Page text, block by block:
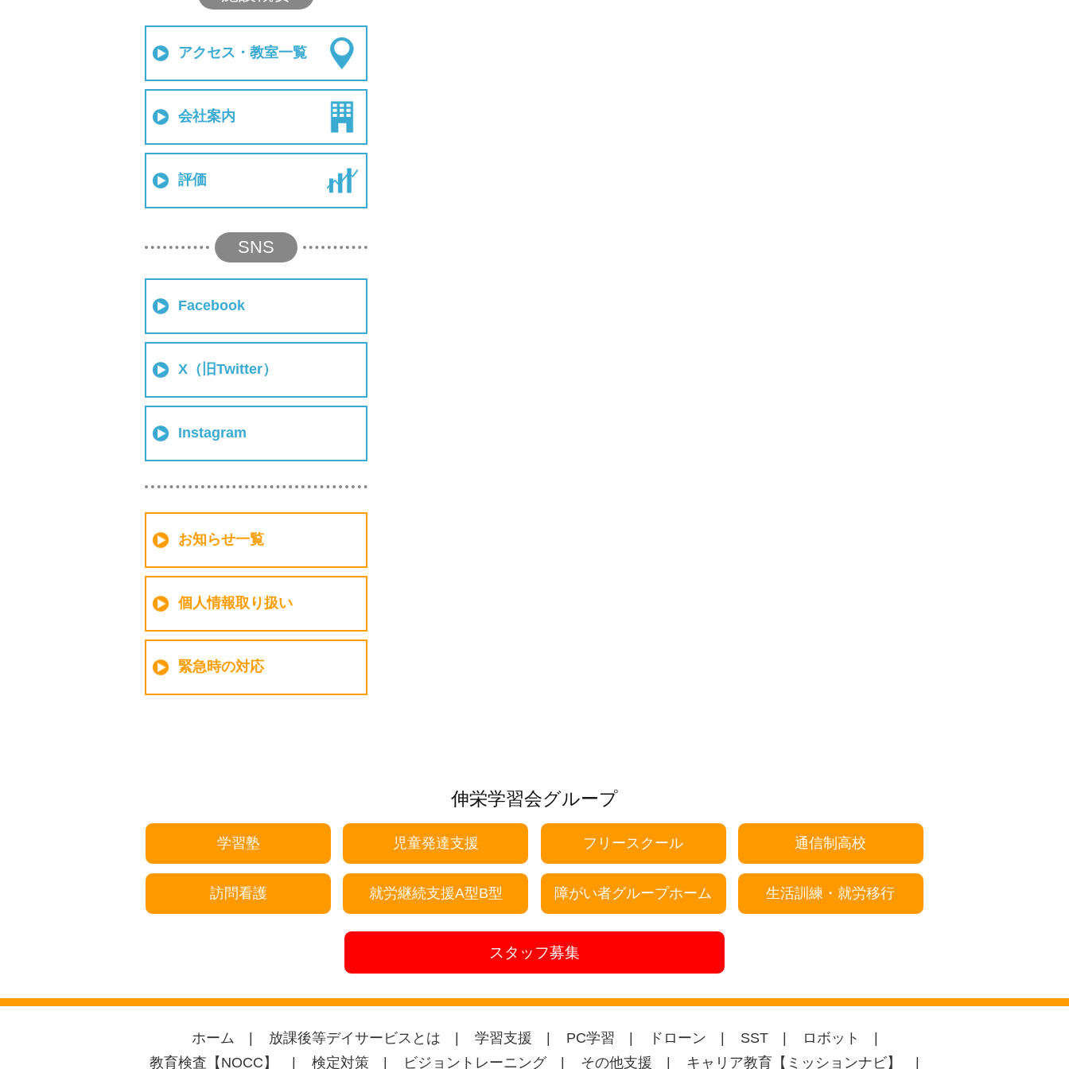
アクセス・教室一覧
会社案内
評価
SNS
Facebook
X（旧Twitter）
Instagram
お知らせ一覧
個人情報取り扱い
緊急時の対応
伸栄学習会グループ
学習塾 児童発達支援 フリースクール 通信制高校
訪問看護 就労継続支援A型B型 障がい者グループホーム 生活訓練・就労移行
スタッフ募集
ホーム 放課後等デイサービスとは 学習支援 PC学習 ドローン SST
ロボット
教育検査【NOCC】
検定対策 ビジョントレーニング その他支援 キャリア教育【ミッションナビ】